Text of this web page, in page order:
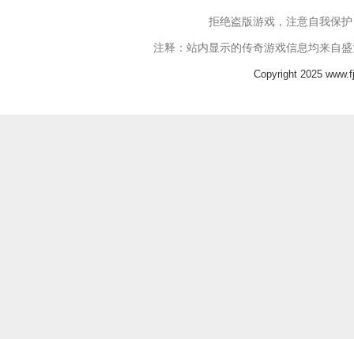
拒绝盗版游戏，注意自我保
注释：站内显示的传奇游戏信息均来自
Copyright 2025